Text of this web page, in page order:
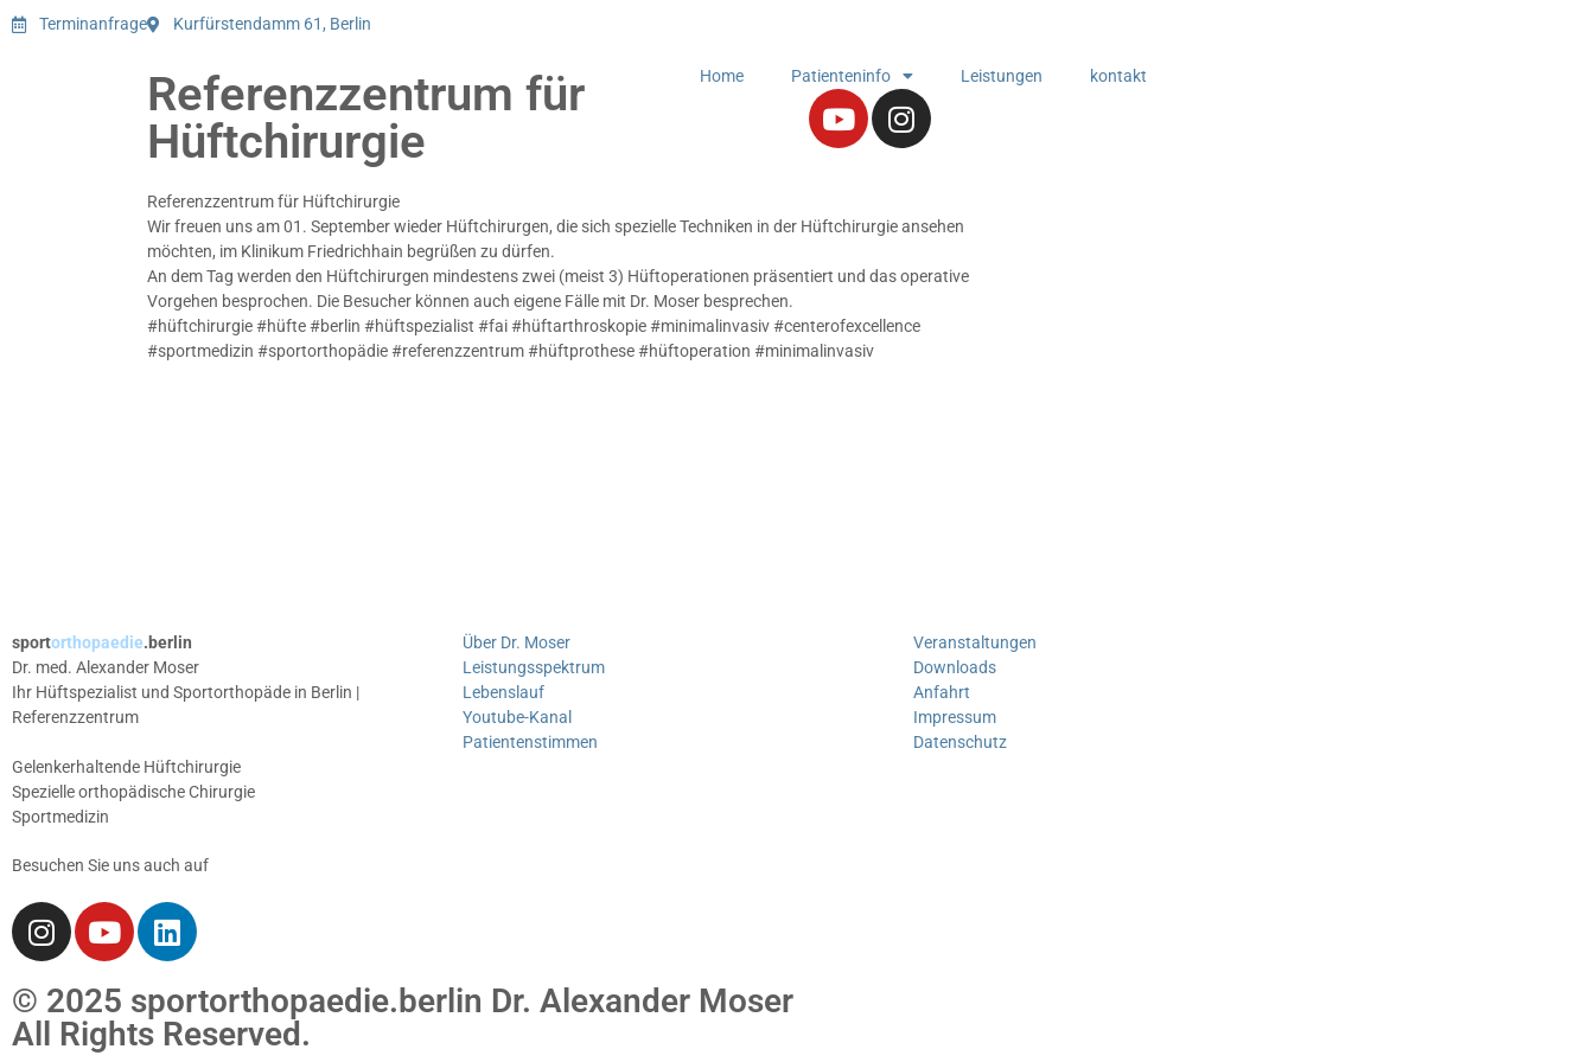
Terminanfrage Kurfürstendamm 61, Berlin
Home Patienteninfo Leistungen kontakt
Referenzzentrum für
Hüftchirurgie
Referenzzentrum für Hüftchirurgie
Wir freuen uns am 01. September wieder Hüftchirurgen, die sich spezielle Techniken in der Hüftchirurgie ansehen
möchten, im Klinikum Friedrichhain begrüßen zu dürfen.
An dem Tag werden den Hüftchirurgen mindestens zwei (meist 3) Hüftoperationen präsentiert und das operative
Vorgehen besprochen. Die Besucher können auch eigene Fälle mit Dr. Moser besprechen.
#hüftchirurgie #hüfte #berlin #hüftspezialist #fai #hüftarthroskopie #minimalinvasiv #centerofexcellence
#sportmedizin #sportorthopädie #referenzzentrum #hüftprothese #hüftoperation #minimalinvasiv
sportorthopaedie.berlin
Dr. med. Alexander Moser
Ihr Hüftspezialist und Sportorthopäde in Berlin |
Referenzzentrum
Gelenkerhaltende Hüftchirurgie
Spezielle orthopädische Chirurgie
Sportmedizin
Besuchen Sie uns auch auf
Über Dr. Moser
Leistungsspektrum
Lebenslauf
Youtube-Kanal
Patientenstimmen
Veranstaltungen
Downloads
Anfahrt
Impressum
Datenschutz
© 2025 sportorthopaedie.berlin Dr. Alexander Moser
All Rights Reserved.